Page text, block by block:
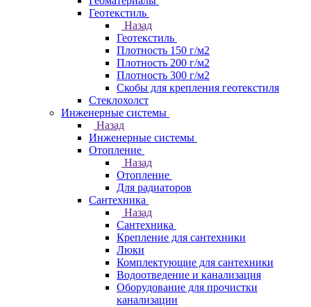
Геотекстиль
Назад
Геотекстиль
Плотность 150 г/м2
Плотность 200 г/м2
Плотность 300 г/м2
Скобы для крепления геотекстиля
Стеклохолст
Инженерные системы
Назад
Инженерные системы
Отопление
Назад
Отопление
Для радиаторов
Сантехника
Назад
Сантехника
Крепление для сантехники
Люки
Комплектующие для сантехники
Водоотведение и канализация
Оборудование для прочистки
канализации